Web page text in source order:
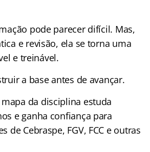
pode parecer difícil. Mas,
e revisão, ela se torna uma
e treinável.
a base antes de avançar.
da disciplina estuda
e ganha confiança para
de Cebraspe, FGV, FCC e outras